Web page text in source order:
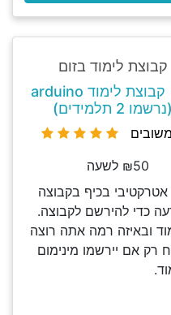
קבוצת לימוד בזום
קבוצת לימוד arduino
(נרשמו 2 תלמידים)
₪50 לשעה
בכיף בקבוצה
כדי להירשם לקבוצה.
ובאיזה רמה אתה רוצה
אם יירשמו מינימום